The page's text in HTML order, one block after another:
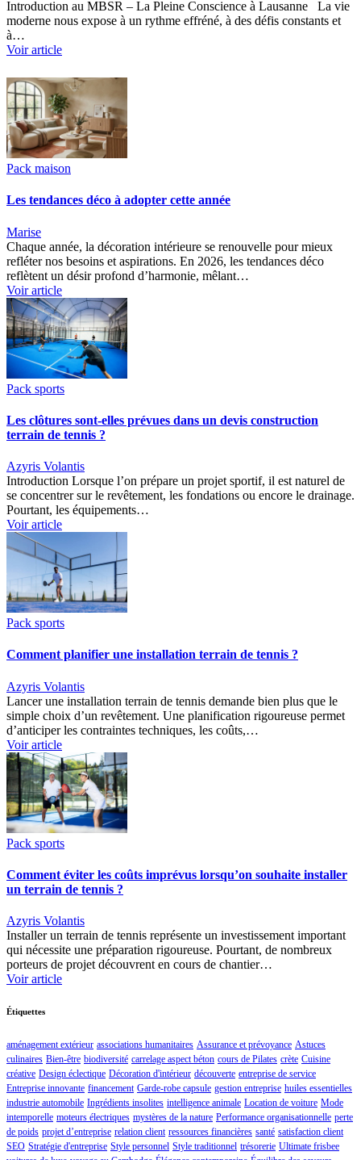
Introduction au MBSR – La Pleine Conscience à Lausanne La vie
moderne nous expose à un rythme effréné, à des défis constants et
à…
Voir article
Pack maison
Les tendances déco à adopter cette année
Marise
Chaque année, la décoration intérieure se renouvelle pour mieux
refléter nos besoins et aspirations. En 2026, les tendances déco
reflètent un désir profond d’harmonie, mêlant…
Voir article
Pack sports
Les clôtures sont-elles prévues dans un devis construction
terrain de tennis ?
Azyris Volantis
Introduction Lorsque l’on prépare un projet sportif, il est naturel de
se concentrer sur le revêtement, les fondations ou encore le drainage.
Pourtant, les équipements…
Voir article
Pack sports
Comment planifier une installation terrain de tennis ?
Azyris Volantis
Lancer une installation terrain de tennis demande bien plus que le
simple choix d’un revêtement. Une planification rigoureuse permet
d’anticiper les contraintes techniques, les coûts,…
Voir article
Pack sports
Comment éviter les coûts imprévus lorsqu’on souhaite installer
un terrain de tennis ?
Azyris Volantis
Installer un terrain de tennis représente un investissement important
qui nécessite une préparation rigoureuse. Pourtant, de nombreux
porteurs de projet découvrent en cours de chantier…
Voir article
Étiquettes
aménagement extérieur associations humanitaires Assurance et prévoyance Astuces
culinaires Bien-être biodiversité carrelage aspect béton cours de Pilates crète Cuisine
créative Design éclectique Décoration d'intérieur découverte entreprise de service
Entreprise innovante financement Garde-robe capsule gestion entreprise huiles essentielles
industrie automobile Ingrédients insolites intelligence animale Location de voiture Mode
intemporelle moteurs électriques mystères de la nature Performance organisationnelle perte
de poids projet d’entreprise relation client ressources financières santé satisfaction client
SEO Stratégie d'entreprise Style personnel Style traditionnel trésorerie Ultimate frisbee